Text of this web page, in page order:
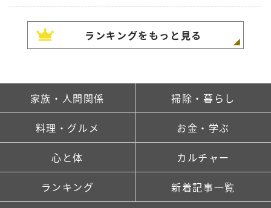
ランキングをもっと見る
家族・人間関係 掃除・暮らし
料理・グルメ お金・学ぶ
心と体 カルチャー
ランキング 新着記事一覧